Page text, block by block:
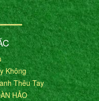
Không
Thêu Tay
HẢO